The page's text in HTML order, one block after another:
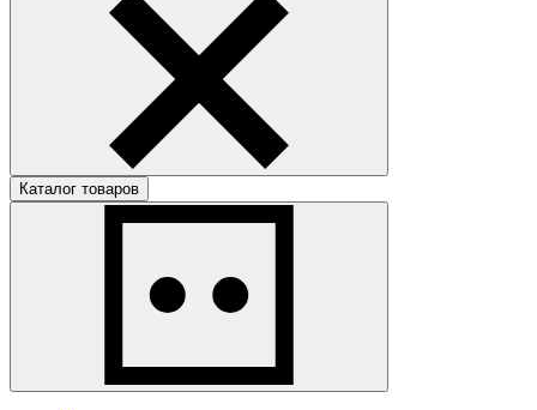
Каталог товаров